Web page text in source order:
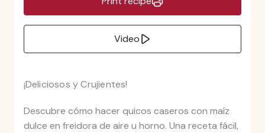
Video
¡Deliciosos y Crujientes!
Descubre cómo hacer quicos caseros con maíz
dulce en freidora de aire u horno. Una receta fácil,